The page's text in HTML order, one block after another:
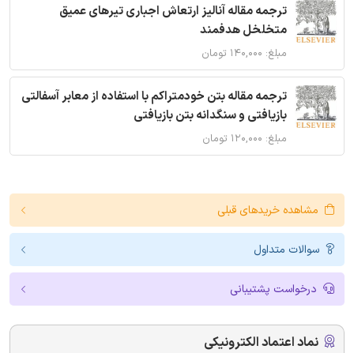
ترجمه مقاله آنالیز ارتعاش اجباری تیرهای عمیق
متخلخل هدفمند
مبلغ: ۱۴۰,۰۰۰ تومان
ترجمه مقاله بتن خودمتراکم با استفاده از معابر آسفالتی
بازیافتی و سنگدانه بتن بازیافتی
مبلغ: ۱۲۰,۰۰۰ تومان
مشاهده خریدهای قبلی
سوالات متداول
درخواست پشتیبانی
نماد اعتماد الکترونیکی